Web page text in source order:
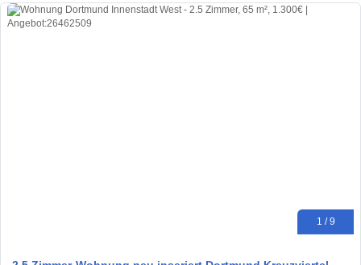
1 / 9